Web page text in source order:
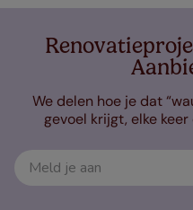
We delen hoe je dat
gevoel krijgt, elke